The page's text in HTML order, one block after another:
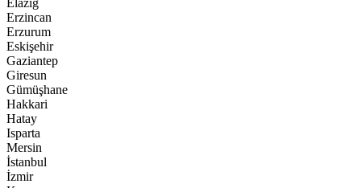
Elazığ
Erzincan
Erzurum
Eskişehir
Gaziantep
Giresun
Gümüşhane
Hakkari
Hatay
Isparta
Mersin
İstanbul
İzmir